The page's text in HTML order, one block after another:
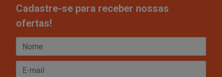
Cadastre-se para receber nossas
ofertas!